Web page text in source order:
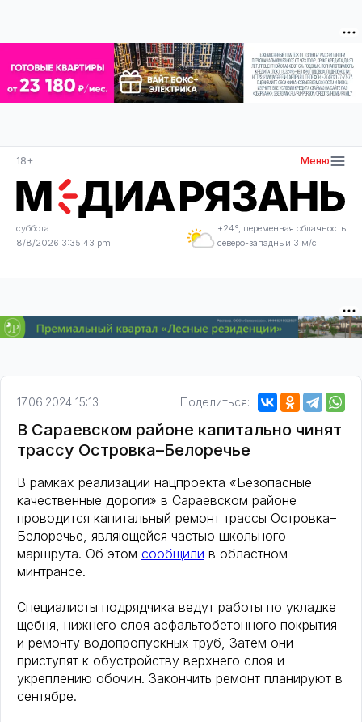
18+ Меню
суббота
8/8/2026 3:35:44 pm
+24°, переменная облачность
северо-западный 3 м/с
17.06.2024 15:13 Поделиться:
В Сараевском районе капитально чинят
трассу Островка–Белоречье
В рамках реализации нацпроекта «Безопасные
качественные дороги» в Сараевском районе
проводится капитальный ремонт трассы Островка–
Белоречье, являющейся частью школьного
маршрута. Об этом сообщили в областном
минтрансе.
Специалисты подрядчика ведут работы по укладке
щебня, нижнего слоя асфальтобетонного покрытия
и ремонту водопропускных труб, Затем они
приступят к обустройству верхнего слоя и
укреплению обочин. Закончить ремонт планируют в
сентябре.